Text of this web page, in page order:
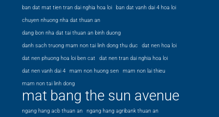
ban dat mat tien tran dai nghia hoa loi
ban dat vanh dai 4 hoa loi
chuyen nhuong nha dat thuan an
dang bon nha dat tai thuan an binh duong
danh sach truong mam non tai linh dong thu duc
dat nen hoa loi
dat nen phuong hoa loi ben cat
dat nen tran dai nghia hoa loi
dat nen vanh dai 4
mam non huong sen
mam non lai thieu
mam non tai linh dong
mat bang the sun avenue
ngang hang acb thuan an
ngang hang agribank thuan an